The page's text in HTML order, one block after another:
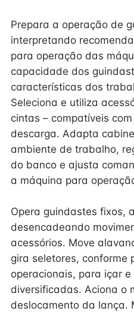
Prepara a operação de
interpretando
para operação das
capacidade dos
características dos
Seleciona e utiliza
cintas – compatíveis
descarga. Adapta
ambiente de trabalho,
do banco e ajusta
a máquina para
Opera guindastes fixos,
desencadeando
acessórios. Move
gira seletores, conforme
operacionais, para içar
diversificadas. Aciona o
deslocamento da lança.